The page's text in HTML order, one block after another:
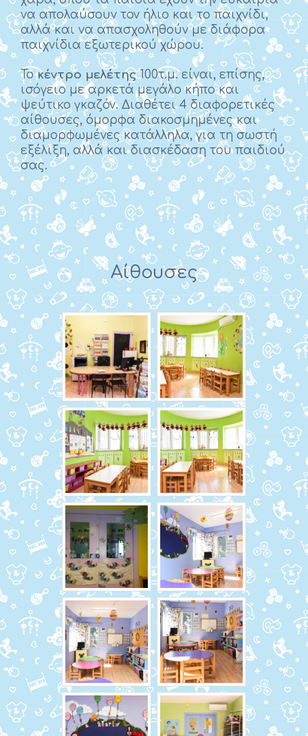
να απολαύσουν τον ήλιο και το παιχνίδι,
αλλά και να απασχοληθούν με διάφορα
παιχνίδια εξωτερικού χώρου.
Τοκέντρο μελέτης100τ.μ. είναι, επίσης,
ισόγειο με αρκετά μεγάλο κήπο και
ψεύτικο γκαζόν. Διαθέτει 4 διαφορετικές
αίθουσες, όμορφα διακοσμημένες και
διαμορφωμένες κατάλληλα, για τη σωστή
εξέλιξη, αλλά και διασκέδαση του παιδιού
σας.
Αίθουσες